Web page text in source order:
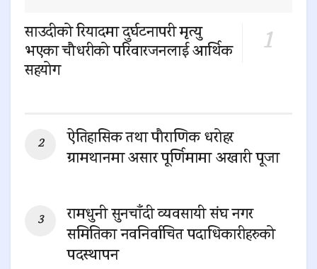
साउदीको रियादमा दुर्घटनापरी मृत्यु
भएका चौधरीको परिवारजनलाई आर्थिक
सहयोग
ऐतिहासिक तथा पौराणिक धरोहर
ग्रामथानमा असार पूर्णिमामा अखारी पूजा
रामधुनी सुनचाँदी व्यवसायी संघ नगर
समितिका नवनिर्वाचित पदाधिकारीहरुको
पदस्थापन